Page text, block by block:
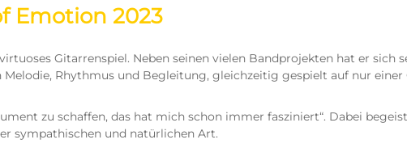
Emotion 2023
Gitarrenspiel. Neben seinen vielen Bandprojekten hat er sich
Rhythmus und Begleitung, gleichzeitig gespielt auf nur einer
zu schaffen, das hat mich schon immer fasziniert“. Dabei
sympathischen und natürlichen Art.